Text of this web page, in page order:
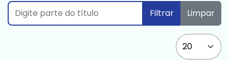
Digite parte do título
Filtrar Limpar
Mostrar #